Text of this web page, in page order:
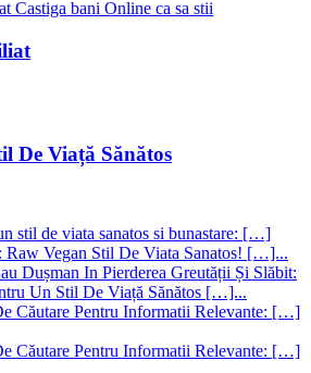
De Viață Sănătos
stil de viata sanatos si bunastare: […]
Raw Vegan Stil De Viata Sanatos! […]...
Dușman In Pierderea Greutății Și Slăbit:
Un Stil De Viață Sănătos […]...
Căutare Pentru Informatii Relevante: […]
Căutare Pentru Informatii Relevante: […]